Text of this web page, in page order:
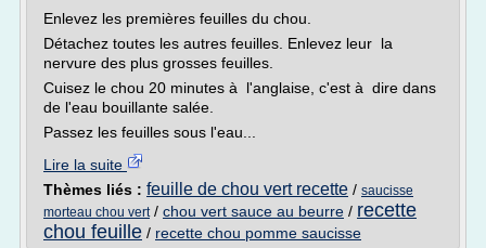
Enlevez les premières feuilles du chou.
Détachez toutes les autres feuilles. Enlevez leur la
nervure des plus grosses feuilles.
Cuisez le chou 20 minutes à l'anglaise, c'est à dire dans
de l'eau bouillante salée.
Passez les feuilles sous l'eau...
Lire la suite
Thèmes liés : feuille de chou vert recette / saucisse
morteau chou vert/ chou vert sauce au beurre / recette
chou feuille / recette chou pomme saucisse